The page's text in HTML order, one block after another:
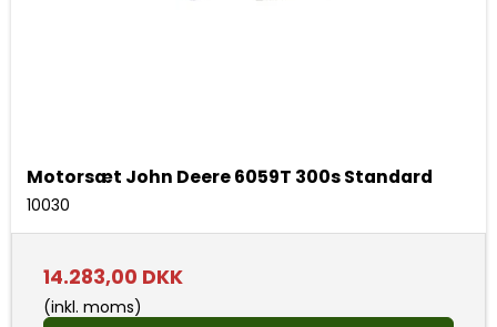
Motorsæt John Deere 6059T 300s Standard
10030
14.283,00 DKK
(inkl. moms)